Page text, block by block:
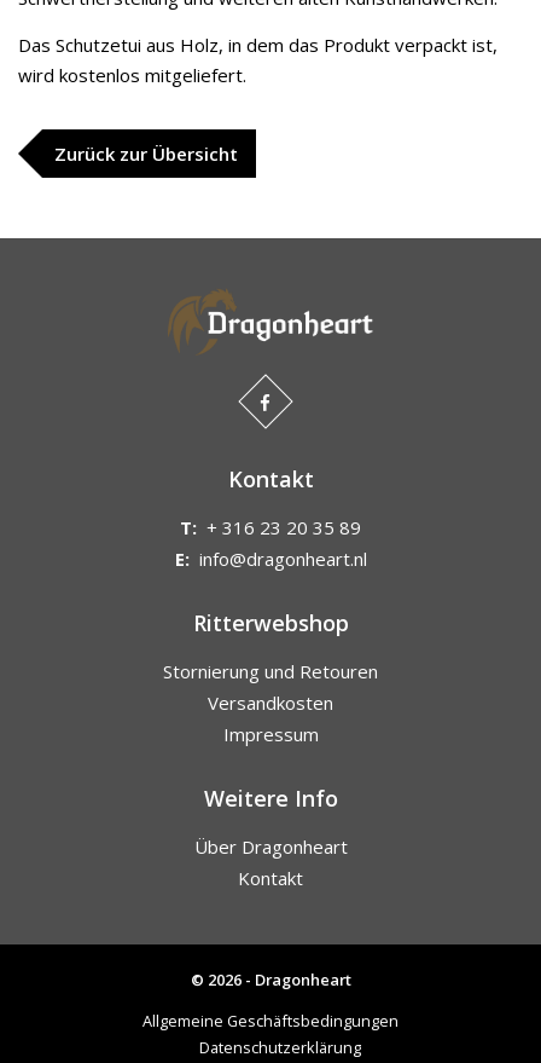
Das Schutzetui aus Holz, in dem das Produkt verpackt ist,
wird kostenlos mitgeliefert.
Zurück zur Übersicht
Kontakt
T: + 316 23 20 35 89
E: info@dragonheart.nl
Ritterwebshop
Stornierung und Retouren
Versandkosten
Impressum
Weitere Info
Über Dragonheart
Kontakt
© 2026 - Dragonheart
Allgemeine Geschäftsbedingungen
Datenschutzerklärung